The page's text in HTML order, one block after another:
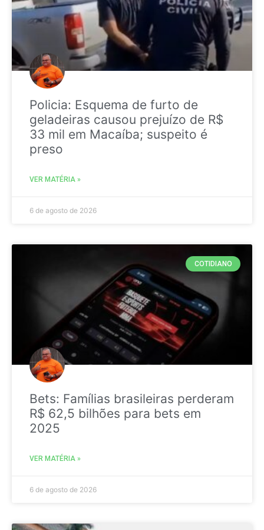
Policia: Esquema de furto de
geladeiras causou prejuízo de R$
33 mil em Macaíba; suspeito é
preso
VER MATÉRIA »
6 de agosto de 2026
COTIDIANO
Bets: Famílias brasileiras perderam
R$ 62,5 bilhões para bets em
2025
VER MATÉRIA »
6 de agosto de 2026